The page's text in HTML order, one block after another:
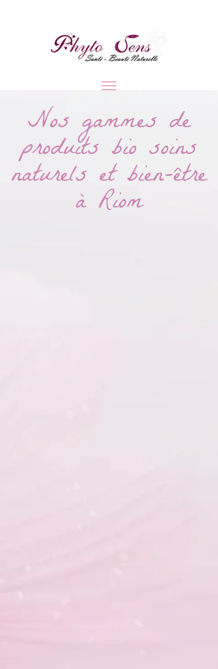
Nos gammes de
produits bio soins
naturels et bien-être
à Riom